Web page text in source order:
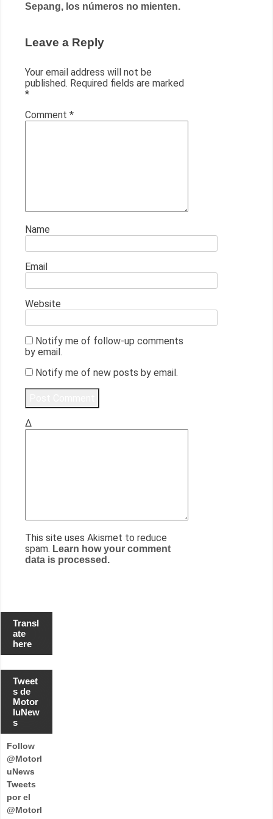
Sepang, los números no mienten.
Leave a Reply
Your email address will not be
published. Required fields are marked
*
Comment *
Name
Email
Website
Notify me of follow-up comments
by email.
Notify me of new posts by email.
Δ
This site uses Akismet to reduce
spam. Learn how your comment
data is processed.
Transl
ate
here
Tweet
s de
Motor
luNew
s
Follow
@Motorl
uNews
Tweets
por el
@Motorl